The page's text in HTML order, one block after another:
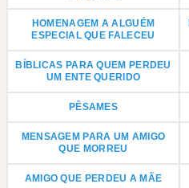
HOMENAGEM A ALGUÉM
ESPECIAL QUE FALECEU
BÍBLICAS PARA QUEM PERDEU
UM ENTE QUERIDO
PÊSAMES
MENSAGEM PARA UM AMIGO
QUE MORREU
AMIGO QUE PERDEU A MÃE